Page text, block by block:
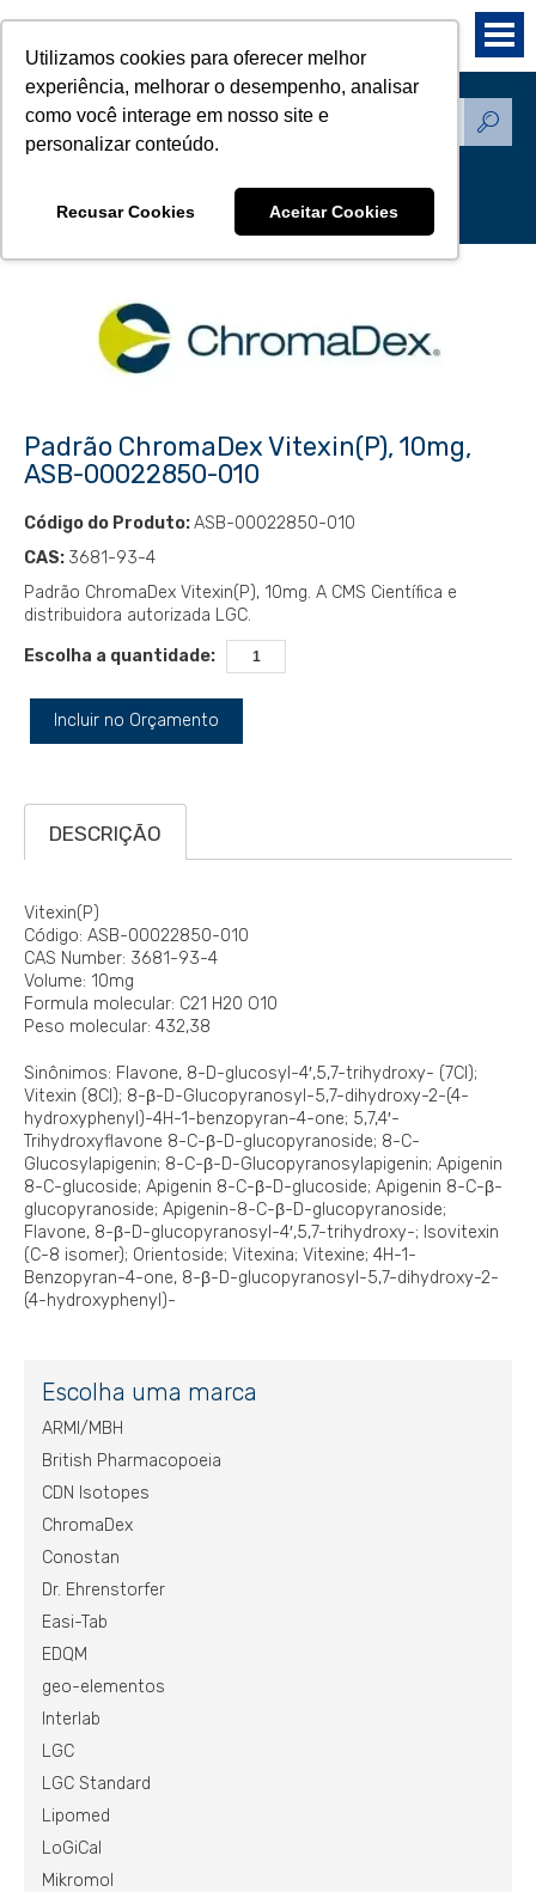
Utilizamos cookies para oferecer melhor
experiência, melhorar o desempenho, analisar
como você interage em nosso site e
personalizar conteúdo.
Recusar Cookies Aceitar Cookies
Produtos - Padrões de
Padrão ChromaDex Vitexin(P), 10mg,
ASB-00022850-010
Código do Produto:ASB-00022850-010
CAS: 3681-93-4
Padrão ChromaDex Vitexin(P), 10mg. A CMS Científica e
distribuidora autorizada LGC.
Escolha a quantidade:
Incluir no Orçamento
DESCRIÇÃO
Vitexin(P)
Código: ASB-00022850-010
CAS Number: 3681-93-4
Volume: 10mg
Formula molecular: C21 H20 O10
Peso molecular: 432,38
Sinônimos: Flavone, 8-D-glucosyl-4′,5,7-trihydroxy- (7CI);
Vitexin (8CI); 8-β-D-Glucopyranosyl-5,7-dihydroxy-2-(4-
hydroxyphenyl)-4H-1-benzopyran-4-one; 5,7,4′-
Trihydroxyflavone 8-C-β-D-glucopyranoside; 8-C-
Glucosylapigenin; 8-C-β-D-Glucopyranosylapigenin; Apigenin
8-C-glucoside; Apigenin 8-C-β-D-glucoside; Apigenin 8-C-β-
glucopyranoside; Apigenin-8-C-β-D-glucopyranoside;
Flavone, 8-β-D-glucopyranosyl-4′,5,7-trihydroxy-; Isovitexin
(C-8 isomer); Orientoside; Vitexina; Vitexine; 4H-1-
Benzopyran-4-one, 8-β-D-glucopyranosyl-5,7-dihydroxy-2-
(4-hydroxyphenyl)-
Escolha uma marca
ARMI/MBH
British Pharmacopoeia
CDN Isotopes
ChromaDex
Conostan
Dr. Ehrenstorfer
Easi-Tab
EDQM
geo-elementos
Interlab
LGC
LGC Standard
Lipomed
LoGiCal
Mikromol